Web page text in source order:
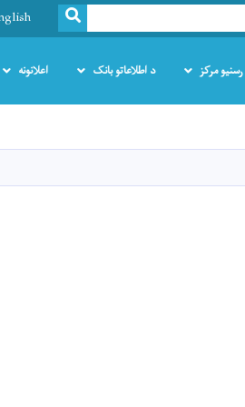
SEARCH
مرکز د اطلاعاتو بانک اعلانونه